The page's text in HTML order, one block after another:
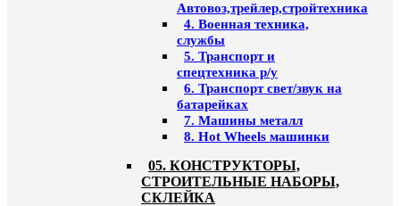
Автовоз,трейлер,стройтехника
4. Военная техника,
службы
5. Транспорт и
спецтехника р/у
6. Транспорт свет/звук на
батарейках
7. Машины металл
8. Hot Wheels машинки
05. КОНСТРУКТОРЫ,
СТРОИТЕЛЬНЫЕ НАБОРЫ,
СКЛЕЙКА